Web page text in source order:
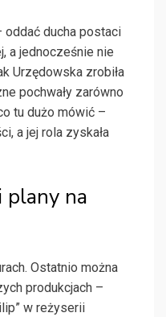
oddać ducha postaci
a jednocześnie nie
Urzędowska zrobiła
pochwały zarówno
tu dużo mówić –
a jej rola zyskała
plany na
Ostatnio można
produkcjach –
w reżyserii